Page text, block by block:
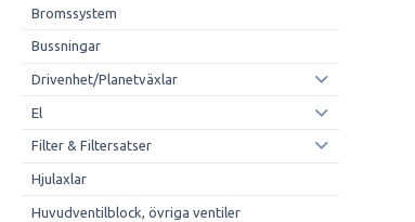
Bromssystem
Bussningar
Drivenhet/Planetväxlar
El
Filter & Filtersatser
Hjulaxlar
Huvudventilblock, övriga ventiler